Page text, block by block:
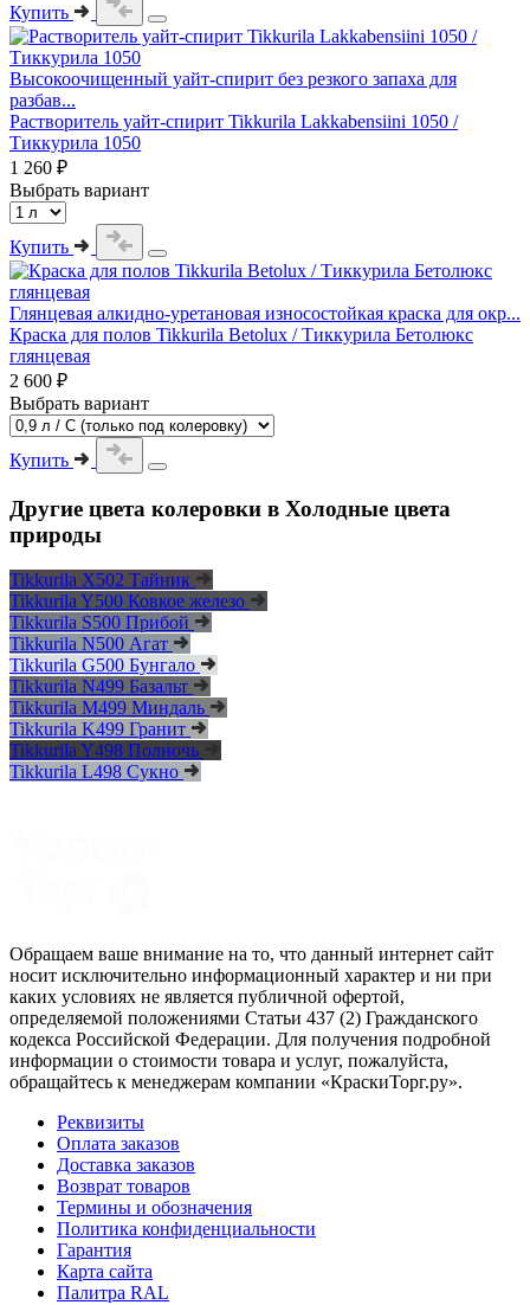
Купить
Высокоочищенный уайт-спирит без резкого запаха для
разбав...
Растворитель уайт-спирит Tikkurila Lakkabensiini 1050 /
Тиккурила 1050
1 260 ₽
Выбрать вариант
Купить
Глянцевая алкидно-уретановая износостойкая краска для окр...
Краска для полов Tikkurila Betolux / Тиккурила Бетолюкс
глянцевая
2 600 ₽
Выбрать вариант
Купить
Другие цвета колеровки в Холодные цвета
природы
Tikkurila X502 Тайник
Tikkurila Y500 Ковкое железо
Tikkurila S500 Прибой
Tikkurila N500 Агат
Tikkurila G500 Бунгало
Tikkurila N499 Базальт
Tikkurila M499 Миндаль
Tikkurila K499 Гранит
Tikkurila Y498 Полночь
Tikkurila L498 Сукно
Обращаем ваше внимание на то, что данный интернет сайт
носит исключительно информационный характер и ни при
каких условиях не является публичной офертой,
определяемой положениями Статьи 437 (2) Гражданского
кодекса Российской Федерации. Для получения подробной
информации о стоимости товара и услуг, пожалуйста,
обращайтесь к менеджерам компании «КраскиТорг.ру».
Реквизиты
Оплата заказов
Доставка заказов
Возврат товаров
Термины и обозначения
Политика конфиденциальности
Гарантия
Карта сайта
Палитра RAL